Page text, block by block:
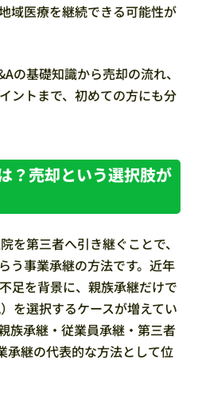
域医療を継続できる可能性が
の基礎知識から売却の流れ、
ントまで、初めての方にも分
？売却という選択肢が
を第三者へ引き継ぐことで、
う事業承継の方法です。近年
足を背景に、親族承継だけで
を選択するケースが増えてい
族承継・従業員承継・第三者
承継の代表的な方法として位